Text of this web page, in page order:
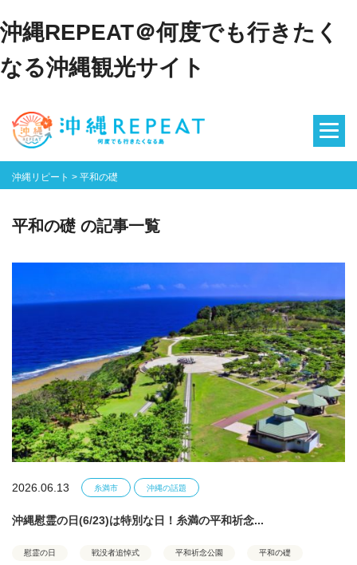
沖縄REPEAT＠何度でも行きたく
なる沖縄観光サイト
沖縄リピート > 平和の礎
平和の礎 の記事一覧
2026.06.13 糸満市 沖縄の話題
沖縄慰霊の日(6/23)は特別な日！糸満の平和祈念...
慰霊の日 戦没者追悼式 平和祈念公園 平和の礎